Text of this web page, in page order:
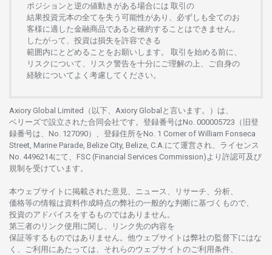
ポジションと 逆の値動きがある場合には 取引の
結果投資元本の全てを失う 可能性があり、 必ずしも全てのお
客様に適した金融商品であると 確約することはできません。
したがって、 投資は損失を許容できる
範囲内にとどめることをお願いします。 取引を始める前に、
リスクについて、
リスク警告を十分にご理解の上、 ご自身の
経験についてよく 考慮してください。
Axiory Global Limited（以下、Axiory Globalと言います。）は、
ベリーズで設立さ れた合同会社です。 登録番号はNo. 000005723（旧登
録番号は、No. 127090）、 登録住所をNo. 1 Corner of William Fonseca
Street, Marine Parade, Belize City, Belize, C.A.にて運営さ れ、 ライセンス
No. 4496214にて、FSC (Financial Services Commission)より 許認可及び
規制を受けています。
本ウェブサイトに掲載さ れた意見、ニュース、リサーチ、分析、
価格等の情報は資料作成時点の弊社の一般的な判断に基づくもので、
投資のアドバイスをするものではありません。
第三者の リンク使用に関し、 リンク先の内容を
保証等するものではありません。 他ウェブサイトは弊社の監督下にはな
く、 ご利用にあたっては、 それらのウェブサイトのご利用条件、